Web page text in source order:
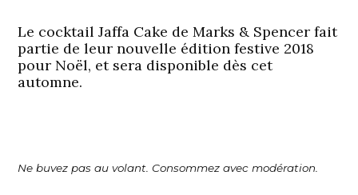
Le cocktail Jaffa Cake de Marks & Spencer fait
partie de leur nouvelle édition festive 2018
pour Noël, et sera disponible dès cet
automne.
Ne buvez pas au volant. Consommez avec modération.